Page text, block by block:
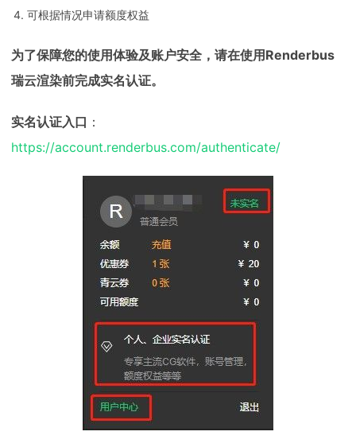
可根据情况申请额度权益
为了保障您的使用体验及账户安全，请在使用Renderbus
瑞云渲染前完成实名认证。
实名认证入口 ：
https://account.renderbus.com/authenticate/